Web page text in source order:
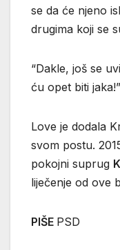
se da će njeno
drugima koji se
“Dakle, još se
ću opet biti jaka!”
Love je dodala
svom postu.
pokojni suprug
liječenje od ove
PIŠE PSD